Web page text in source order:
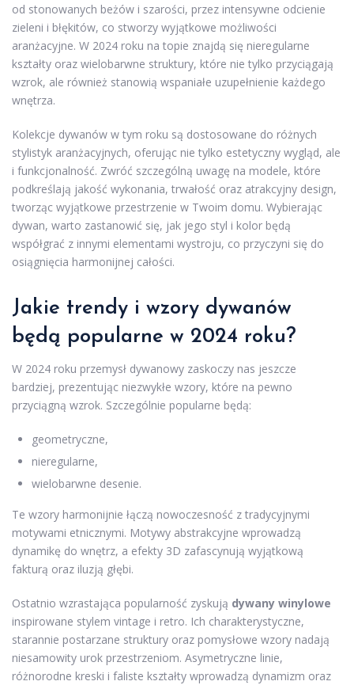
od stonowanych beżów i szarości, przez intensywne odcienie
zieleni i błękitów, co stworzy wyjątkowe możliwości
aranżacyjne. W 2024 roku na topie znajdą się nieregularne
kształty oraz wielobarwne struktury, które nie tylko przyciągają
wzrok, ale również stanowią wspaniałe uzupełnienie każdego
wnętrza.
Kolekcje dywanów w tym roku są dostosowane do różnych
stylistyk aranżacyjnych, oferując nie tylko estetyczny wygląd, ale
i funkcjonalność. Zwróć szczególną uwagę na modele, które
podkreślają jakość wykonania, trwałość oraz atrakcyjny design,
tworząc wyjątkowe przestrzenie w Twoim domu. Wybierając
dywan, warto zastanowić się, jak jego styl i kolor będą
współgrać z innymi elementami wystroju, co przyczyni się do
osiągnięcia harmonijnej całości.
Jakie trendy i wzory dywanów
będą popularne w 2024 roku?
W 2024 roku przemysł dywanowy zaskoczy nas jeszcze
bardziej, prezentując niezwykłe wzory, które na pewno
przyciągną wzrok. Szczególnie popularne będą:
geometryczne,
nieregularne,
wielobarwne desenie.
Te wzory harmonijnie łączą nowoczesność z tradycyjnymi
motywami etnicznymi. Motywy abstrakcyjne wprowadzą
dynamikę do wnętrz, a efekty 3D zafascynują wyjątkową
fakturą oraz iluzją głębi.
Ostatnio wzrastająca popularność zyskują dywany winylowe
inspirowane stylem vintage i retro. Ich charakterystyczne,
starannie postarzane struktury oraz pomysłowe wzory nadają
niesamowity urok przestrzeniom. Asymetryczne linie,
różnorodne kreski i faliste kształty wprowadzą dynamizm oraz